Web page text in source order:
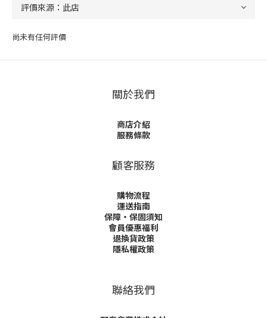
尚未有任何評價
關於我們
商店介紹
服務條款
顧客服務
購物流程
運送指南
保障・保固須知
會員優惠福利
退換貨政策
隱私權政策
聯絡我們